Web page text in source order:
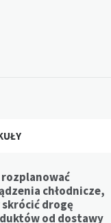
rozplanować
chłodnicze,
skrócić drogę
od dostawy